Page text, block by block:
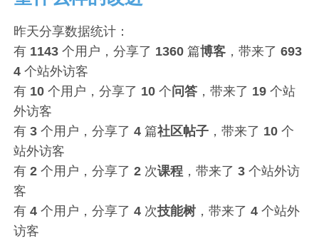
昨天分享数据统计：
有 1143 个用户，分享了 1360 篇博客 ，带来了693
4 个站外访客
有 10 个用户，分享了 10 个问答 ，带来了 19 个站
外访客
有3 个用户，分享了4 篇社区帖子 ，带来了 10 个
站外访客
有2 个用户，分享了2 次课程 ，带来了3 个站外访
客
有4 个用户，分享了4 次技能树 ，带来了4 个站外
访客